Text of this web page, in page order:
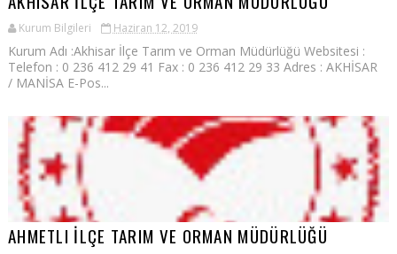
Kurum Bilgileri Haziran 12, 2019
Kurum Adı :Akhisar İlçe Tarım ve Orman Müdürlüğü Websitesi :
Telefon : 0 236 412 29 41 Fax : 0 236 412 29 33 Adres : AKHİSAR
/ MANİSA E-Pos...
AHMETLI İLÇE TARIM VE ORMAN MÜDÜRLÜĞÜ